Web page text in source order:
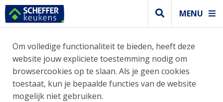
MENU
WEBSHOP BESTELLINGEN
Je kan tijdelijk geen bestelling plaatsen. Wil je je
vast oriënteren? Vergelijk eenvoudig apparaten
en merken met elkaar. Klik hier voor meer
informatie.
Om volledige functionaliteit te bieden, heeft deze
website jouw expliciete toestemming nodig om
browsercookies op te slaan. Als je geen cookies
toestaat, kun je bepaalde functies van de website
mogelijk niet gebruiken.